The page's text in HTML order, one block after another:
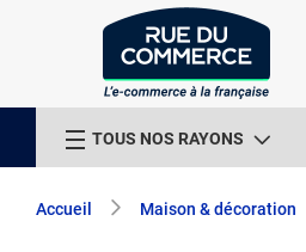
TOUS NOS RAYONS
Accueil Maison & décoration